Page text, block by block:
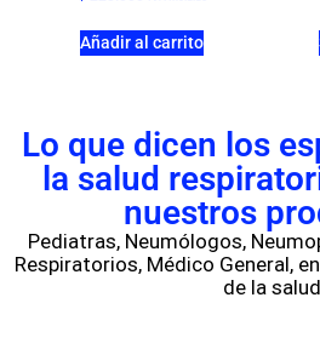
Añadir al carrito
Lo que dicen los
la salud
nuestros
Pediatras, Neumólogos,
Respiratorios, Médico General,
de la salud